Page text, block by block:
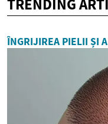
TRENDING
ÎNGRIJIREA PIELII ȘI